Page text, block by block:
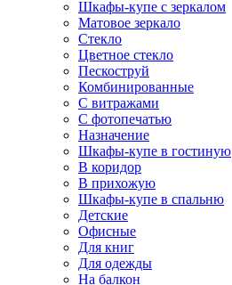
Шкафы-купе с зеркалом
Матовое зеркало
Стекло
Цветное стекло
Пескоструй
Комбинированные
С витражами
С фотопечатью
Назначение
Шкафы-купе в гостиную
В коридор
В прихожую
Шкафы-купе в спальню
Детские
Офисные
Для книг
Для одежды
На балкон